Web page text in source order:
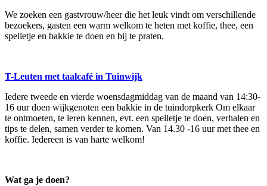
We zoeken een gastvrouw/heer die het leuk vindt om verschillende
bezoekers, gasten een warm welkom te heten met koffie, thee, een
spelletje en bakkie te doen en bij te praten.
T-Leuten met taalcafé in Tuinwijk
Iedere tweede en vierde woensdagmiddag van de maand van 14:30-
16 uur doen wijkgenoten een bakkie in de tuindorpkerk Om elkaar
te ontmoeten, te leren kennen, evt. een spelletje te doen, verhalen en
tips te delen, samen verder te komen. Van 14.30 -16 uur met thee en
koffie. Iedereen is van harte welkom!
Wat ga je doen?